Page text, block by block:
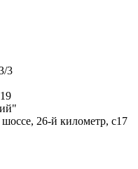
3
26-й километр, с17